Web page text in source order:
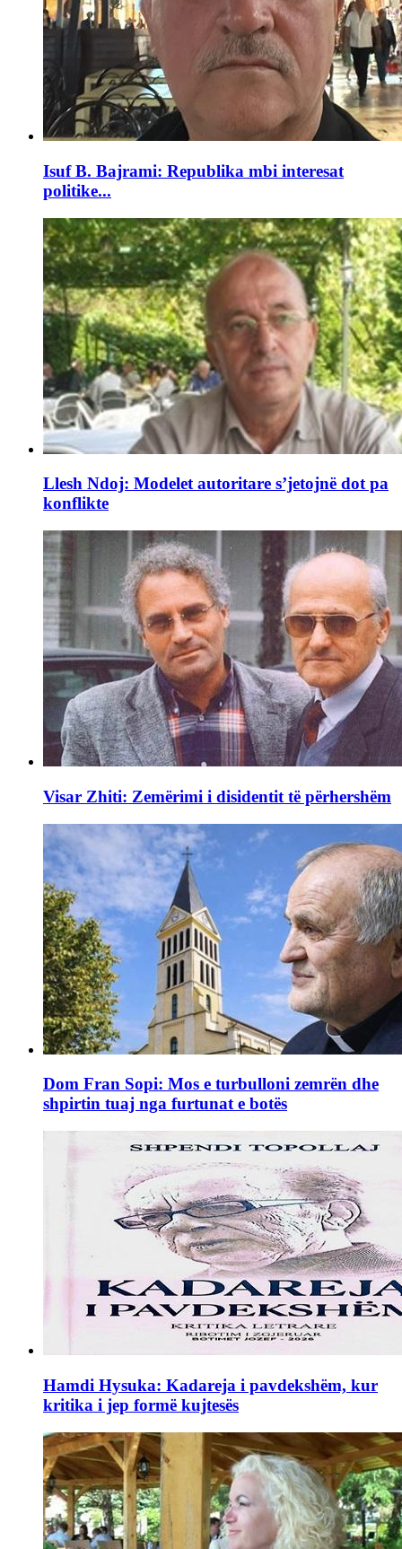
Isuf B. Bajrami: Republika mbi interesat
politike...
Llesh Ndoj: Modelet autoritare s’jetojnë dot pa
konflikte
Visar Zhiti: Zemërimi i disidentit të përhershëm
Dom Fran Sopi: Mos e turbulloni zemrën dhe
shpirtin tuaj nga furtunat e botës
Hamdi Hysuka: Kadareja i pavdekshëm, kur
kritika i jep formë kujtesës